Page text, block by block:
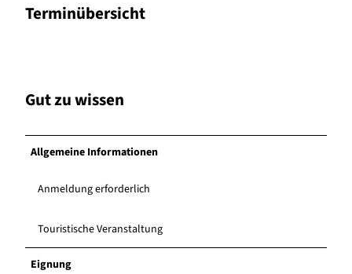
Terminübersicht
Gut zu wissen
Allgemeine Informationen
Anmeldung erforderlich
Touristische Veranstaltung
Eignung